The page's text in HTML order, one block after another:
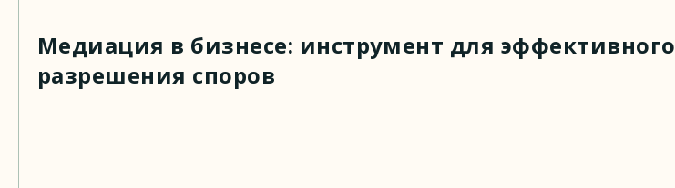
Медиация в бизнесе: инструмент для эффективного
разрешения споров